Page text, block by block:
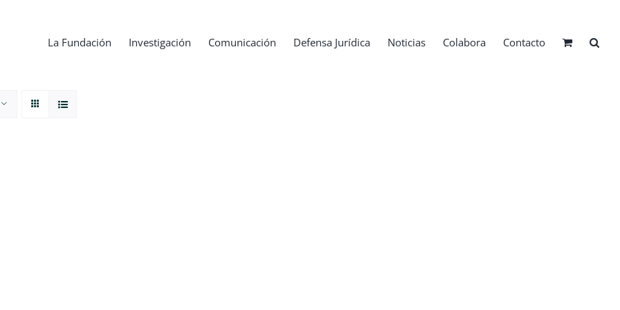
La Fundación Investigación Comunicación Defensa Jurídica Noticias Colabora Contacto